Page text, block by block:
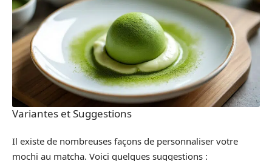
Variantes et Suggestions
Il existe de nombreuses façons de personnaliser votre
mochi au matcha. Voici quelques suggestions :